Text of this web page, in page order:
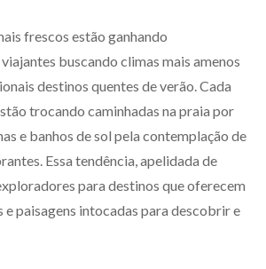
frescos estão ganhando
buscando climas mais amenos
destinos quentes de verão. Cada
trocando caminhadas na praia por
e banhos de sol pela contemplação de
Essa tendência, apelidada de
para destinos que oferecem
e paisagens intocadas para descobrir e